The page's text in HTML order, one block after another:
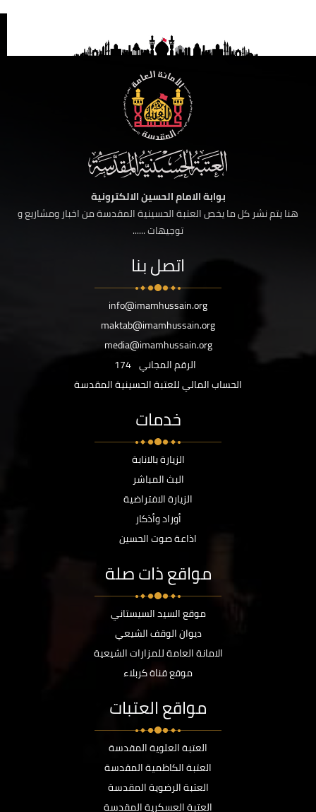
بوابة الامام الحسين الالكترونية
هنا يتم نشر كل ما يخص العتبة الحسينية المقدسة من اخبار ومشاريع و
توجيهات ......
اتصل بنا
info@imamhussain.org
maktab@imamhussain.org
media@imamhussain.org
الرقم المجاني 174
الحساب المالي للعتبة الحسينية المقدسة
خدمات
الزيارة بالانابة
البث المباشر
الزيارة الافتراضية
أوراد وأذكار
اذاعة صوت الحسين
مواقع ذات صلة
موقع السيد السيستاني
ديوان الوقف الشيعي
الامانة العامة للمزارات الشيعية
موقع قناة كربلاء
مواقع العتبات
العتبة العلوية المقدسة
العتبة الكاظمية المقدسة
العتبة الرضوية المقدسة
العتبة العسكرية المقدسة